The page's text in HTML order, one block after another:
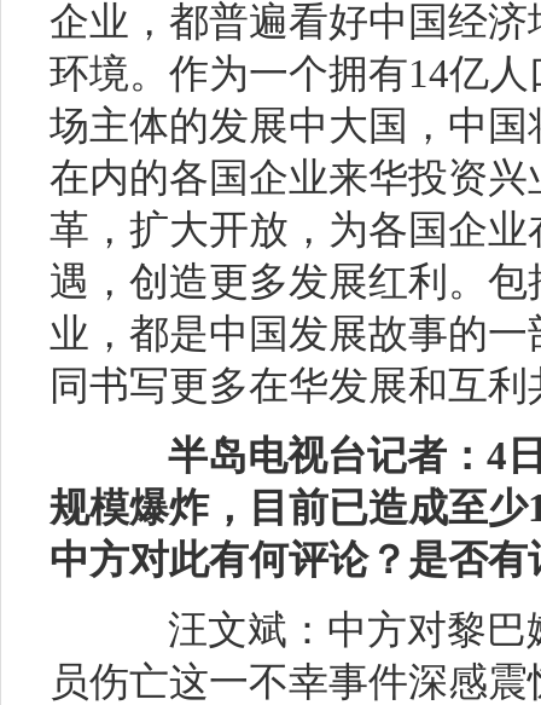
企业，都普遍看好中国经
环境。作为一个拥有14亿
场主体的发展中大国，中
在内的各国企业来华投资
革，扩大开放，为各国企
遇，创造更多发展红利。
业，都是中国发展故事的
同书写更多在华发展和互
半岛电视台记者： 4
规模爆炸，目前已造成至
中方对此有何评论？是否
汪文斌：中方对黎巴
员伤亡这一不幸事件深感